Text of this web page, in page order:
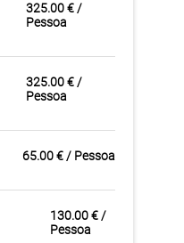
325.00 € /
Pessoa
325.00 € /
Pessoa
65.00 € / Pessoa
130.00 € /
Pessoa